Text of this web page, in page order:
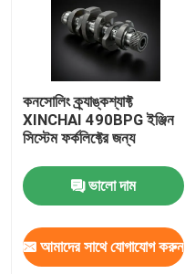
কনসোলিং ক্র্যাঙ্কশ্যাফ্ট
XINCHAI 490BPG ইঞ্জিন
সিস্টেম ফর্কলিফ্টের জন্য
ভালো দাম
আমাদের সাথে যোগাযোগ করুন